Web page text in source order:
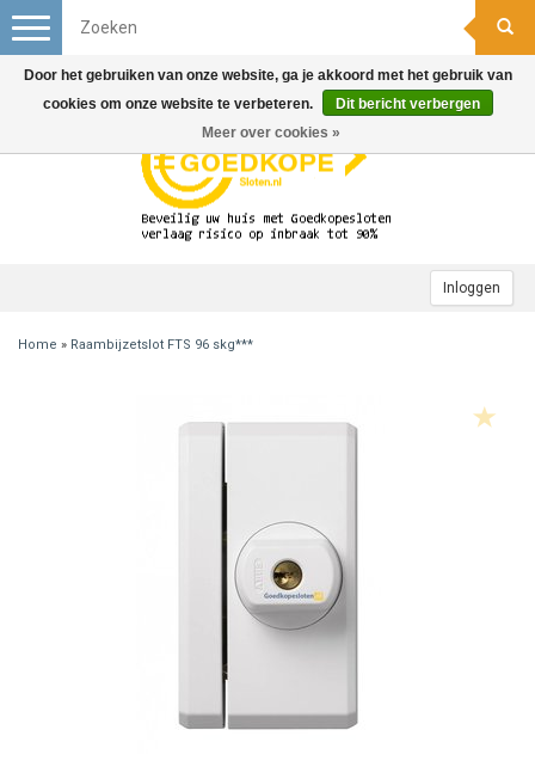
Inloggen
Toggle
navigation
Home » Raambijzetslot FTS 96 skg***
Door het gebruiken van onze website, ga je akkoord met het gebruik van
cookies om onze website te verbeteren.
Dit bericht verbergen
Meer over cookies »